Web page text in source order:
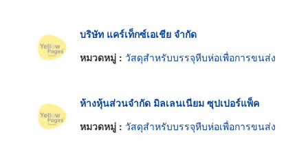
บริษัท แคร์เท็กซ์เอเชีย จำกัด
หมวดหมู่ : วัสดุสำหรับบรรจุหีบห่อเพื่อการขนส่ง
ห้างหุ้นส่วนจำกัด มิลเลนเนียม ซุปเปอร์แพ็ค
หมวดหมู่ : วัสดุสำหรับบรรจุหีบห่อเพื่อการขนส่ง